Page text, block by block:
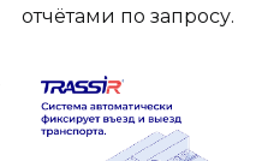
отчётами по запросу.